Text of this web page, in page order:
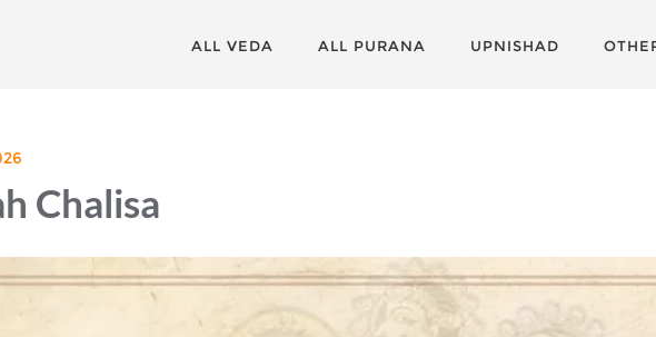
ALL VEDA ALL PURANA UPNISHAD
Chalisa